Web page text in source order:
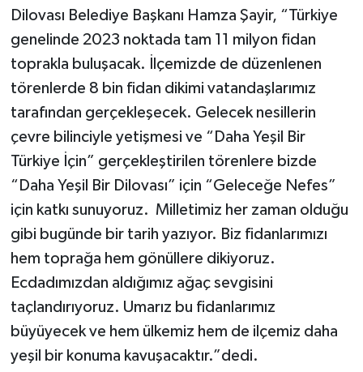
Dilovası Belediye Başkanı Hamza Şayir, “Türkiye
genelinde 2023 noktada tam 11 milyon fidan
toprakla buluşacak. İlçemizde de düzenlenen
törenlerde 8 bin fidan dikimi vatandaşlarımız
tarafından gerçekleşecek. Gelecek nesillerin
çevre bilinciyle yetişmesi ve “Daha Yeşil Bir
Türkiye İçin” gerçekleştirilen törenlere bizde
“Daha Yeşil Bir Dilovası” için “Geleceğe Nefes”
için katkı sunuyoruz. Milletimiz her zaman olduğu
gibi bugünde bir tarih yazıyor. Biz fidanlarımızı
hem toprağa hem gönüllere dikiyoruz.
Ecdadımızdan aldığımız ağaç sevgisini
taçlandırıyoruz. Umarız bu fidanlarımız
büyüyecek ve hem ülkemiz hem de ilçemiz daha
yeşil bir konuma kavuşacaktır.”dedi.